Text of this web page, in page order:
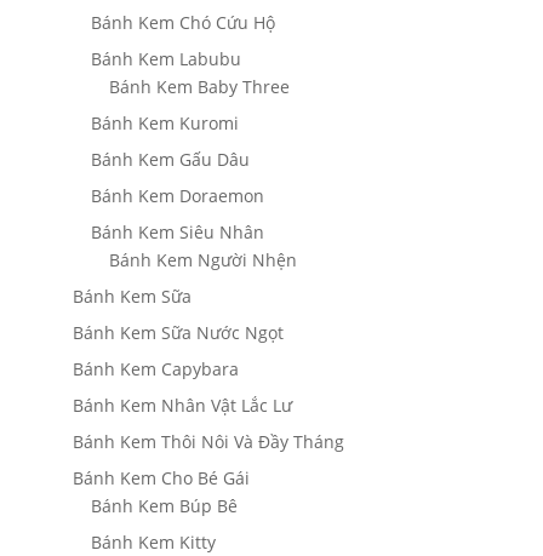
Bánh Kem Chó Cứu Hộ
Bánh Kem Labubu
Bánh Kem Baby Three
Bánh Kem Kuromi
Bánh Kem Gấu Dâu
Bánh Kem Doraemon
Bánh Kem Siêu Nhân
Bánh Kem Người Nhện
Bánh Kem Sữa
Bánh Kem Sữa Nước Ngọt
Bánh Kem Capybara
Bánh Kem Nhân Vật Lắc Lư
Bánh Kem Thôi Nôi Và Đầy Tháng
Bánh Kem Cho Bé Gái
Bánh Kem Búp Bê
Bánh Kem Kitty